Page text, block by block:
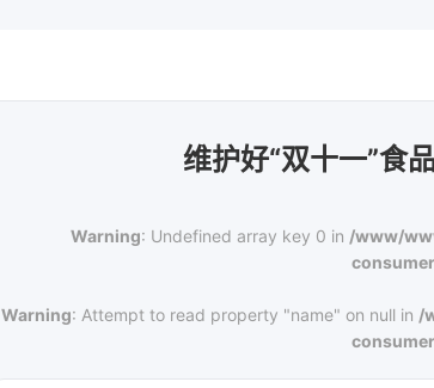
维护好“双十一”食
Warning: Undefined array key 0 in /www/
Warning: Attempt to read property "name" on null in /